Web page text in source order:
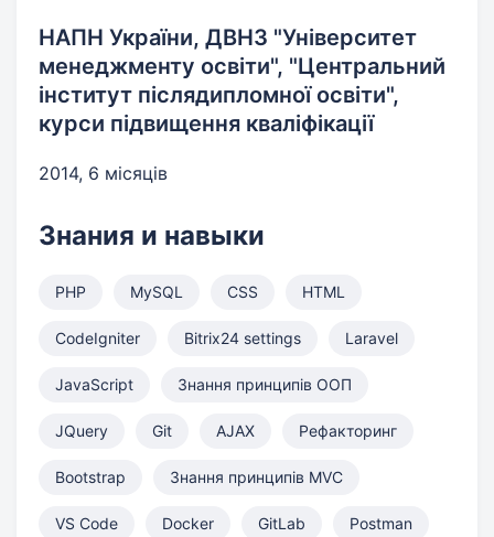
НАПН України, ДВНЗ "Університет
менеджменту освіти", "Центральний
інститут післядипломної освіти",
курси підвищення кваліфікації
2014, 6 місяців
Знания и навыки
PHP MySQL CSS HTML
CodeIgniter Bitrix24 settings Laravel
JavaScript Знання принципів ООП
JQuery Git AJAX Рефакторинг
Bootstrap Знання принципів MVC
VS Code Docker GitLab Postman